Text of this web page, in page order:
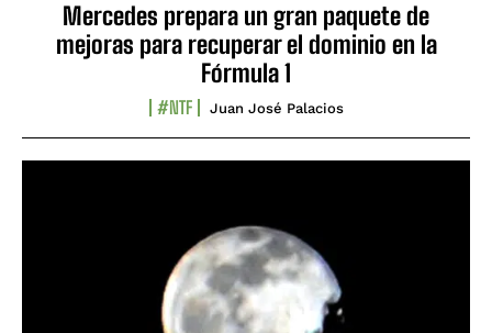
Mercedes prepara un gran paquete de
mejoras para recuperar el dominio en la
Fórmula 1
#NTF Juan José Palacios